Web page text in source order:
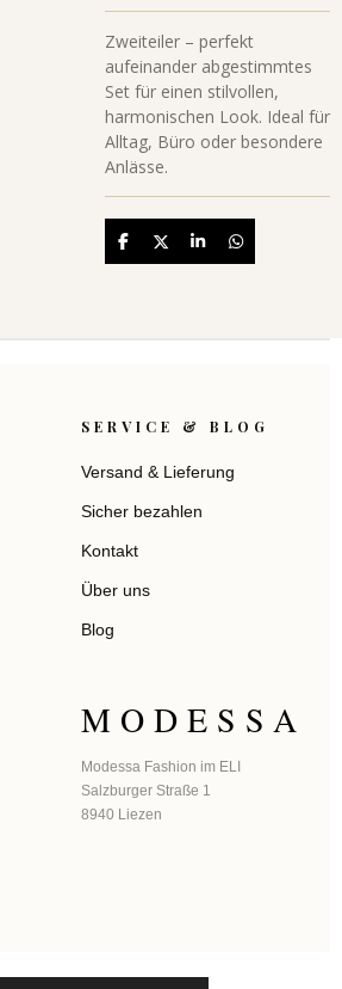
Zweiteiler – perfekt
aufeinander abgestimmtes
Set für einen stilvollen,
harmonischen Look. Ideal für
Alltag, Büro oder besondere
Anlässe.
TeilenTeilenTeilenTeilen
SERVICE & BLOG
Versand & Lieferung
Sicher bezahlen
Kontakt
Über uns
Blog
MODESSA
Modessa Fashion im ELI
Salzburger Straße 1
8940 Liezen